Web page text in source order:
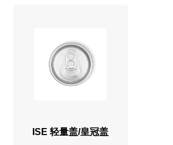
ISE 轻量盖/皇冠盖